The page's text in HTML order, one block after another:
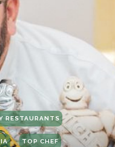
RESTAURANTS
TOP CHEF